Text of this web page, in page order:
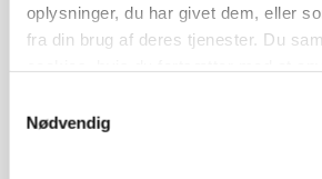
oplysninger, du har givet dem, eller
fra din brug af deres tjenester. Du
Nødvendig